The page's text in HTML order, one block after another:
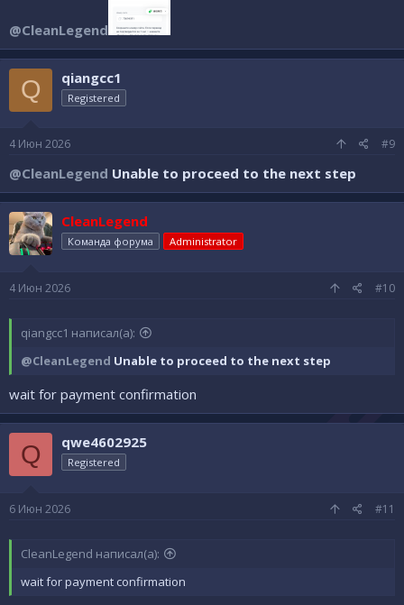
@CleanLegend
Q qiangcc1
Registered
4 Июн 2026 #9
@CleanLegend Unable to proceed to the next step
CleanLegend
Команда форума Administrator
4 Июн 2026 #10
qiangcc1 написал(а):
@CleanLegend Unable to proceed to the next step
wait for payment confirmation
Q qwe4602925
Registered
6 Июн 2026 #11
CleanLegend написал(а):
wait for payment confirmation